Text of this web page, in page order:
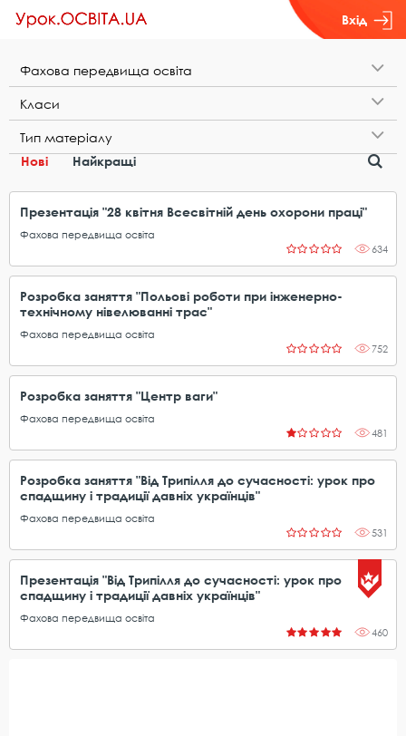
Вхід
Ф​а​х​о​в​а​ ​п​е​р​е​д​в​и​щ​а​ ​о​с​в​і​т​а
К​л​а​с​и
Т​и​п​ ​м​а​т​е​р​і​а​л​у
Нові
Найкращі
Презентація "28 квітня Всесвітній день охорони праці"
Фахова передвища освіта
634
Розробка заняття "Польові роботи при інженерно-
технічному нівелюванні трас"
Фахова передвища освіта
752
Розробка заняття "Центр ваги"
Фахова передвища освіта
481
Розробка заняття "Від Трипілля до сучасності: урок про
спадщину і традиції давніх українців"
Фахова передвища освіта
531
Презентація "Від Трипілля до сучасності: урок про
спадщину і традиції давніх українців"
Фахова передвища освіта
460